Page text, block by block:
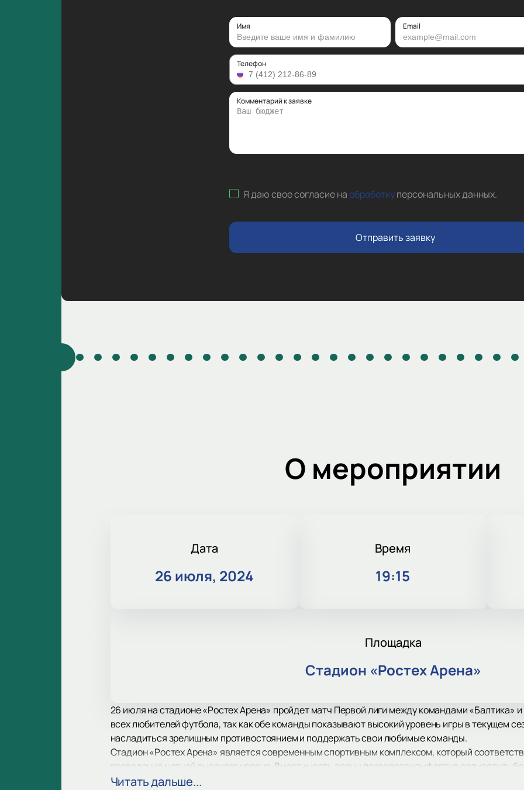
Имя Email
Телефон
Комментарий к заявке
Я даю свое согласие наобработку персональных данных.
Отправить заявку
О мероприятии
Дата
26 июля, 2024
Время
19:15
Площадка
Стадион «Ростех Арена»
26 июля на стадионе «Ростех Арена» пройдет матч Первой лиги между командами «Балтика»
всех любителей футбола, так как обе команды показывают высокий уровень игры в текущем
насладиться зрелищным противостоянием и поддержать свои любимые команды.
Стадион «Ростех Арена» является современным спортивным комплексом, который
проведения матчей высокого уровня. Вместимость арены позволяет комфортно разместить
инфраструктура обеспечивает удобство для всех посетителей. На арене предусмотрены
Читать дальше...